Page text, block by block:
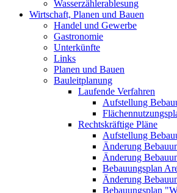
Wasserzählerablesung
Wirtschaft, Planen und Bauen
Handel und Gewerbe
Gastronomie
Unterkünfte
Links
Planen und Bauen
Bauleitplanung
Laufende Verfahren
Aufstellung
Rechtskräftige Pläne
Aufstellung
Änderung
Änderung
Bebauungsplan
Änderung
Bebauungsplan